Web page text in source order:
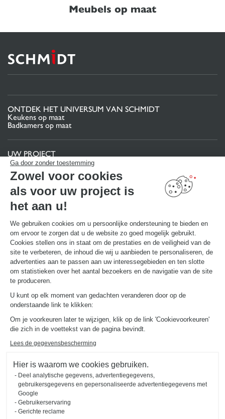
Ga door zonder toestemming
Zowel voor cookies
als voor uw project is
het aan u!
We gebruiken cookies om u persoonlijke ondersteuning te bieden en
om ervoor te zorgen dat u de website zo goed mogelijk gebruikt.
Cookies stellen ons in staat om de prestaties en de veiligheid van de
site te verbeteren, de inhoud die wij u aanbieden te personaliseren, de
advertenties aan te passen aan uw interessegebieden en ten slotte
om statistieken over het aantal bezoekers en de navigatie van de site
te produceren.
U kunt op elk moment van gedachten veranderen door op de
onderstaande link te klikken:
Om je voorkeuren later te wijzigen, klik op de link 'Cookievoorkeuren'
die zich in de voettekst van de pagina bevindt.
Lees de gegevensbescherming
Hier is waarom we cookies gebruiken.
Deel analytische gegevens, advertentiegegevens,
gebruikersgegevens en gepersonaliseerde advertentiegegevens met
Google
Gebruikerservaring
Gerichte reclame
Meubels op maat
ONTDEK HET UNIVERSUM VAN SCHMIDT
Keukens op maat
Badkamers op maat
UW PROJECT
Projectgebied
Uw 3D-keukenconfigurator
Contact
Vind uw Winkel
MAAK EEN AFSPRAAK
NUTTIGE LINKS
Gids en vergelijking
Download onze catalogus
OVER
Schmidt in de wereld
Onze adviescentra in Nederland
2026 © SCHMIDT Groupe
Wettelijke vermeldingen
Cookiebeheer
Privacybeleid